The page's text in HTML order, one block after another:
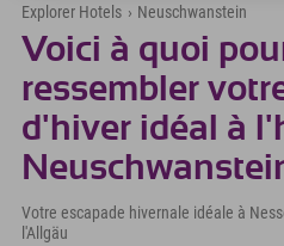
Explorer Hotels › Neuschwanstein
Voici à quoi
ressembler
d'hiver idéal à
Votre escapade hivernale idéale à
l'Allgäu